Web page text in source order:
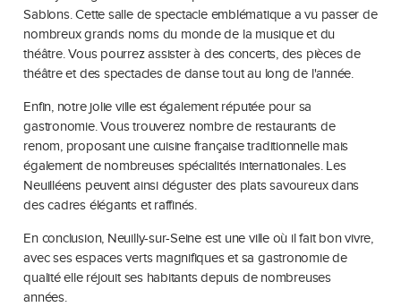
Sablons. Cette salle de spectacle emblématique a vu passer de
nombreux grands noms du monde de la musique et du
théâtre. Vous pourrez assister à des concerts, des pièces de
théâtre et des spectacles de danse tout au long de l'année.
Enfin, notre jolie ville est également réputée pour sa
gastronomie. Vous trouverez nombre de restaurants de
renom, proposant une cuisine française traditionnelle mais
également de nombreuses spécialités internationales. Les
Neuilléens peuvent ainsi déguster des plats savoureux dans
des cadres élégants et raffinés.
En conclusion, Neuilly-sur-Seine est une ville où il fait bon vivre,
avec ses espaces verts magnifiques et sa gastronomie de
qualité elle réjouit ses habitants depuis de nombreuses
années.